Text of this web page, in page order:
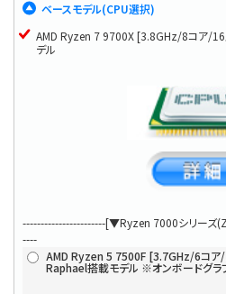
ベースモデル(CPU選択)
AMD Ryzen 7 9700X [3.8GHz/8コア/
デル
-----------------------[▼Ryzen 7000シリー
----
AMD Ryzen 5 7500F [3.7GHz/6コ
Raphael搭載モデル ※オンボードグラ